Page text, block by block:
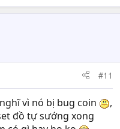
#11
vì nó bị bug coin
,
đồ tự sướng xong